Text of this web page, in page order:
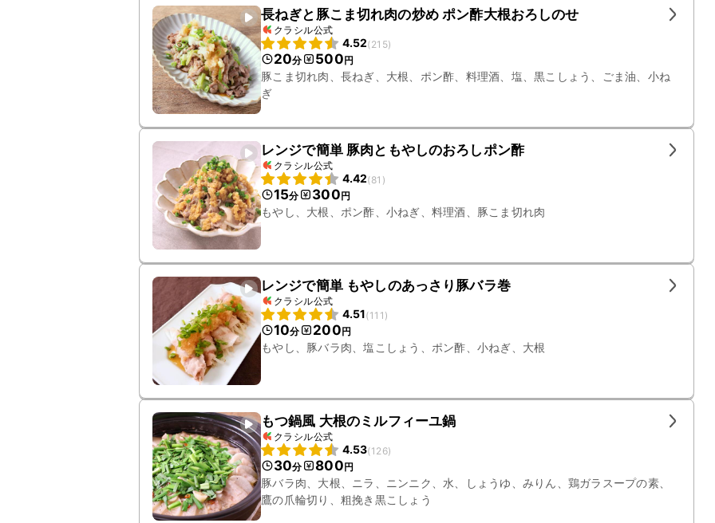
長ねぎと豚こま切れ肉の炒め ポン酢大根おろしのせ
クラシル公式
4.52(215)
20分 500円
豚こま切れ肉、長ねぎ、大根、ポン酢、料理酒、塩、黒こしょう、ごま油、小ね
ぎ
レンジで簡単 豚肉ともやしのおろしポン酢
クラシル公式
4.42(81 )
15分 300円
もやし、大根、ポン酢、小ねぎ、料理酒、豚こま切れ肉
レンジで簡単 もやしのあっさり豚バラ巻
クラシル公式
4.51(111 )
10分 200円
もやし、豚バラ肉、塩こしょう、ポン酢、小ねぎ、大根
もつ鍋風 大根のミルフィーユ鍋
クラシル公式
4.53(126)
30分 800円
豚バラ肉、大根、ニラ、ニンニク、水、しょうゆ、みりん、鶏ガラスープの素、
鷹の爪輪切り、粗挽き黒こしょう